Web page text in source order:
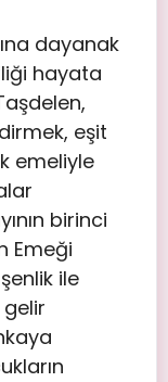
dayanak
hayata
eşit
emeliyle
birinci
Emeği
ile